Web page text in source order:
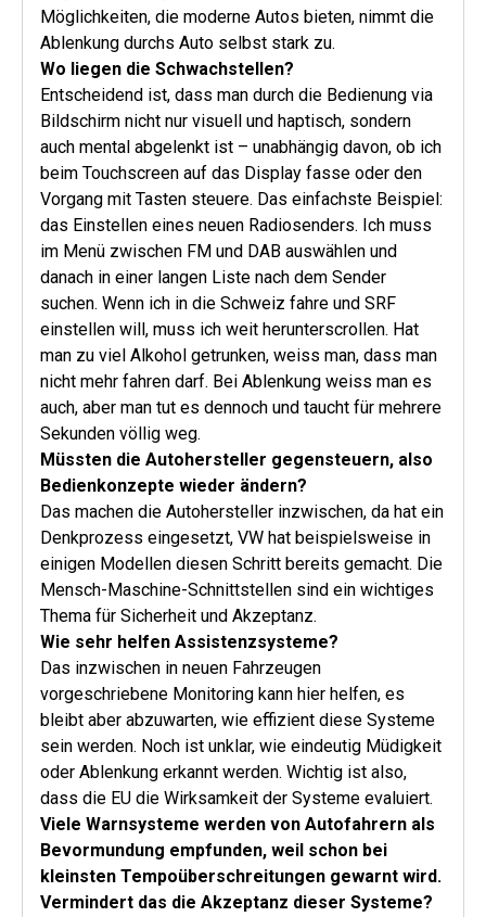
Möglichkeiten, die moderne Autos bieten, nimmt die
Ablenkung durchs Auto selbst stark zu.
Wo liegen die Schwachstellen?
Entscheidend ist, dass man durch die Bedienung via
Bildschirm nicht nur visuell und haptisch, sondern
auch mental abgelenkt ist – unabhängig davon, ob ich
beim Touchscreen auf das Display fasse oder den
Vorgang mit Tasten steuere. Das einfachste Beispiel:
das Einstellen eines neuen Radiosenders. Ich muss
im Menü zwischen FM und DAB auswählen und
danach in einer langen Liste nach dem Sender
suchen. Wenn ich in die Schweiz fahre und SRF
einstellen will, muss ich weit herunterscrollen. Hat
man zu viel Alkohol getrunken, weiss man, dass man
nicht mehr fahren darf. Bei Ablenkung weiss man es
auch, aber man tut es dennoch und taucht für mehrere
Sekunden völlig weg.
Müssten die Autohersteller gegensteuern, also
Bedienkonzepte wieder ändern?
Das machen die Autohersteller inzwischen, da hat ein
Denkprozess eingesetzt, VW hat beispielsweise in
einigen Modellen diesen Schritt bereits gemacht. Die
Mensch-Maschine-Schnittstellen sind ein wichtiges
Thema für Sicherheit und Akzeptanz.
Wie sehr helfen Assistenzsysteme?
Das inzwischen in neuen Fahrzeugen
vorgeschriebene Monitoring kann hier helfen, es
bleibt aber abzuwarten, wie effizient diese Systeme
sein werden. Noch ist unklar, wie eindeutig Müdigkeit
oder Ablenkung erkannt werden. Wichtig ist also,
dass die EU die Wirksamkeit der Systeme evaluiert.
Viele Warnsysteme werden von Autofahrern als
Bevormundung empfunden, weil schon bei
kleinsten Tempoüberschreitungen gewarnt wird.
Vermindert das die Akzeptanz dieser Systeme?